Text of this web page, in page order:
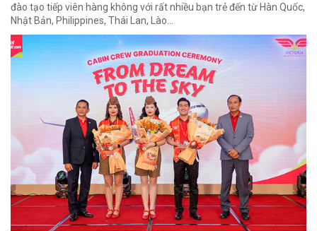
đào tạo tiếp viên hàng không với rất nhiều bạn trẻ đến từ Hàn Quốc,
Nhật Bản, Philippines, Thái Lan, Lào…